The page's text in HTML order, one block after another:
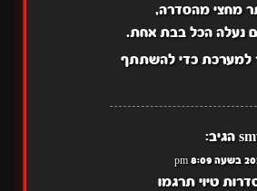
מחצי מהסדרה,
נעלה הכל בבת אחת.
למערכת כדי להשתתף
הגיב:
טיוי תרגמו